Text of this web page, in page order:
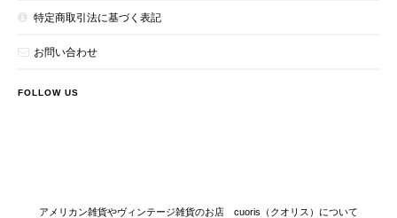
特定商取引法に基づく表記
お問い合わせ
FOLLOW US
アメリカン雑貨やヴィンテージ雑貨のお店 cuoris（クオリス）について